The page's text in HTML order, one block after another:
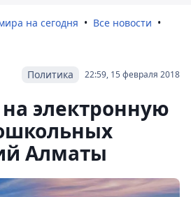
на сегодня
Все новости
22:59, 15 февраля 2018
Политика
на электронную
Алматы